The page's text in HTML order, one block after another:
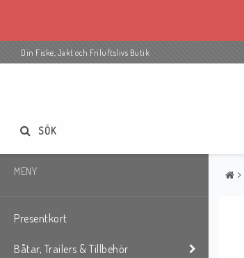
Din Fiske, Jakt och Friluftslivs Butik
SÖK
MENY
Presentkort
Båtar, Trailers & Tillbehör